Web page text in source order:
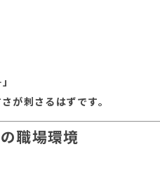
が刺さるはずです。
職場環境